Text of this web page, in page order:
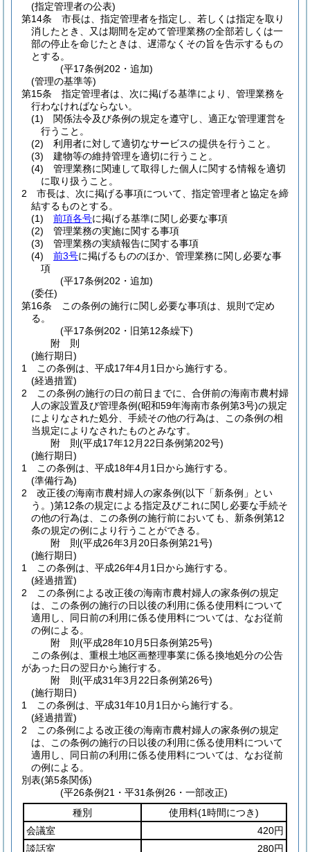
(指定管理者の公表)
第14条
市長は、指定管理者を指定し、若しくは指定を取り
消したとき、又は期間を定めて管理業務の全部若しくは一
部の停止を命じたときは、遅滞なくその旨を告示するもの
とする。
(平17条例202・追加)
(管理の基準等)
第15条
指定管理者は、次に掲げる基準により、管理業務を
行わなければならない。
(1)
関係法令及び条例の規定を遵守し、適正な管理運営を
行うこと。
(2)
利用者に対して適切なサービスの提供を行うこと。
(3)
建物等の維持管理を適切に行うこと。
(4)
管理業務に関連して取得した個人に関する情報を適切
に取り扱うこと。
2
市長は、次に掲げる事項について、指定管理者と協定を締
結するものとする。
(1)
前項各号に掲げる基準に関し必要な事項
(2)
管理業務の実施に関する事項
(3)
管理業務の実績報告に関する事項
(4)
前3号に掲げるもののほか、管理業務に関し必要な事
項
(平17条例202・追加)
(委任)
第16条
この条例の施行に関し必要な事項は、規則で定め
る。
(平17条例202・旧第12条繰下)
附 則
(施行期日)
1
この条例は、平成17年4月1日から施行する。
(経過措置)
2
この条例の施行の日の前日までに、合併前の海南市農村婦
人の家設置及び管理条例(昭和59年海南市条例第3号)の規定
によりなされた処分、手続その他の行為は、この条例の相
当規定によりなされたものとみなす。
附 則(平成17年12月22日条例第202号)
(施行期日)
1
この条例は、平成18年4月1日から施行する。
(準備行為)
2
改正後の海南市農村婦人の家条例(以下「新条例」とい
う。)第12条の規定による指定及びこれに関し必要な手続そ
の他の行為は、この条例の施行前においても、新条例第12
条の規定の例により行うことができる。
附 則(平成26年3月20日条例第21号)
(施行期日)
1
この条例は、平成26年4月1日から施行する。
(経過措置)
2
この条例による改正後の海南市農村婦人の家条例の規定
は、この条例の施行の日以後の利用に係る使用料について
適用し、同日前の利用に係る使用料については、なお従前
の例による。
附 則(平成28年10月5日条例第25号)
この条例は、重根土地区画整理事業に係る換地処分の公告
があった日の翌日から施行する。
附 則(平成31年3月22日条例第26号)
(施行期日)
1
この条例は、平成31年10月1日から施行する。
(経過措置)
2
この条例による改正後の海南市農村婦人の家条例の規定
は、この条例の施行の日以後の利用に係る使用料について
適用し、同日前の利用に係る使用料については、なお従前
の例による。
別表(第5条関係)
(平26条例21・平31条例26・一部改正)
種別
使用料(1時間につき)
会議室
420円
談話室
280円